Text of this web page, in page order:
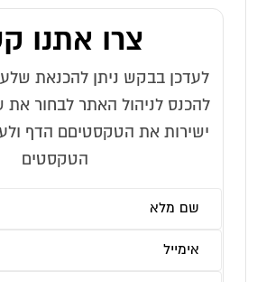
צרו אתנו
לעדכן בבקש ניתן להכנאת
להכנס לניהול האתר לבחור את
ישירות את הטקסטיםם הדף
הטקסטים